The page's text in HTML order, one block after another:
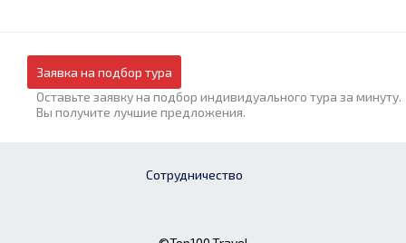
Заявка на подбор тура
Оставьте заявку на подбор индивидуального тура за минуту.
Вы получите лучшие предложения.
Сотрудничество